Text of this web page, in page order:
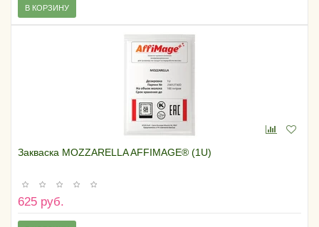
В КОРЗИНУ
Закваска MOZZARELLA AFFIMAGE® (1U)
625 руб.